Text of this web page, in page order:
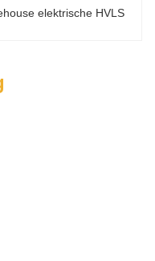
elektrische HVLS